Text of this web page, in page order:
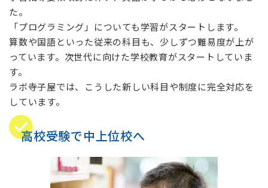
た。
「プログラミング」についても学習がスタートします。
算数や国語といった従来の科目も、少しずつ難易度が上が
っています。次世代に向けた学校教育がスタートしていま
す。
ラボ寺子屋では、こうした新しい科目や制度に完全対応を
しています。
高校受験で中上位校へ